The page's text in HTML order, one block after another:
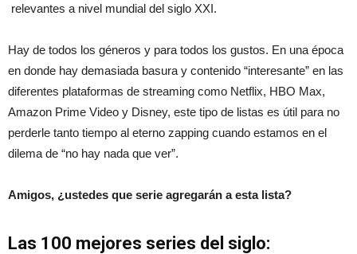
relevantes a nivel mundial del siglo XXI.
Hay de todos los géneros y para todos los gustos. En una época
en donde hay demasiada basura y contenido “interesante” en las
diferentes plataformas de streaming como Netflix, HBO Max,
Amazon Prime Video y Disney, este tipo de listas es útil para no
perderle tanto tiempo al eterno zapping cuando estamos en el
dilema de “no hay nada que ver”.
Amigos, ¿ustedes que serie agregarán a esta lista?
Las 100 mejores series del siglo: